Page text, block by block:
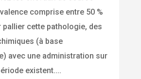
comprise entre 50 %
pallier cette pathologie, des
(à base
avec une administration sur
existent....